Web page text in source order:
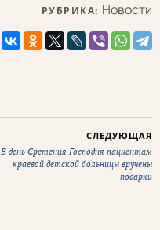
РУБРИКА: Новости
СЛЕДУЮЩАЯ
В день Сретения Господня пациентам
краевой детской больницы вручены
подарки